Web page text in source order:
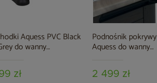
Aquess PVC Black
do wanny
zł
Podnośnik pokrywy
Aquess do wanny
2 499 zł